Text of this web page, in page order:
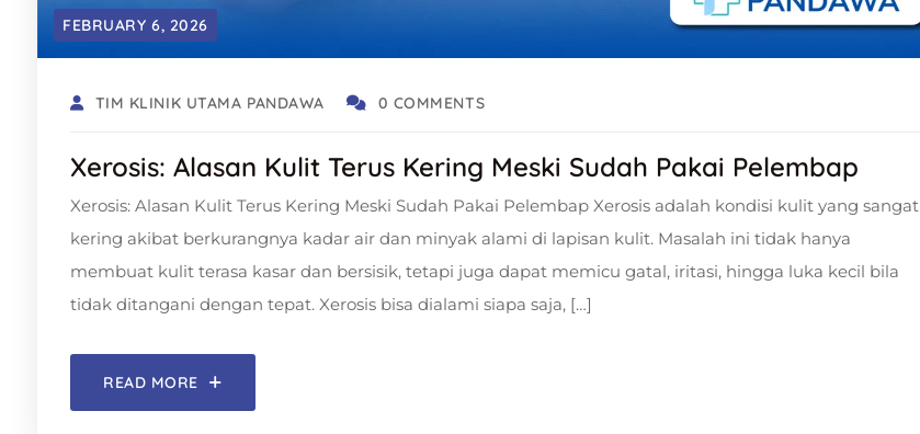
FEBRUARY 6, 2026
TIM KLINIK UTAMA PANDAWA 0 COMMENTS
Xerosis: Alasan Kulit Terus Kering Meski Sudah Pakai Pelembap
Xerosis: Alasan Kulit Terus Kering Meski Sudah Pakai Pelembap Xerosis adalah kondisi kulit yang sangat
kering akibat berkurangnya kadar air dan minyak alami di lapisan kulit. Masalah ini tidak hanya
membuat kulit terasa kasar dan bersisik, tetapi juga dapat memicu gatal, iritasi, hingga luka kecil bila
tidak ditangani dengan tepat. Xerosis bisa dialami siapa saja, […]
READ MORE